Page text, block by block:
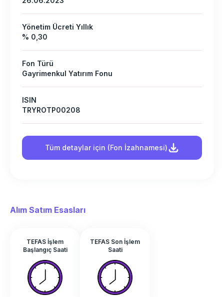
Yönetim Ücreti Yıllık
% 0,30
Fon Türü
Gayrimenkul Yatırım Fonu
ISIN
TRYROTP00208
Tüm detaylar için (Fon İzahnamesi)
Alım Satım Esasları
TEFAS İşlem
Başlangıç Saati
TEFAS Son İşlem
Saati